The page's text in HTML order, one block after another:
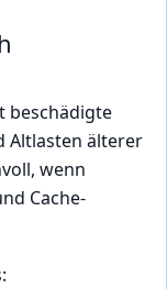
beschädigte
Altlasten älterer
wenn
Cache-